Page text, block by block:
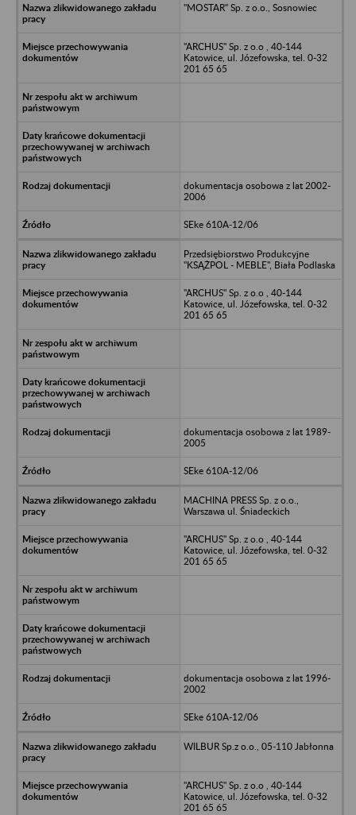
"MOSTAR" Sp. z o.o., Sosnowiec
"ARCHUS" Sp. z o.o , 40-144
Katowice, ul. Józefowska, tel. 0-32
201 65 65
dokumentacja osobowa z lat 2002-
2006
SEke 610A-12/06
Przedsiębiorstwo Produkcyjne
"KSĄŻPOL - MEBLE", Biała Podlaska
"ARCHUS" Sp. z o.o , 40-144
Katowice, ul. Józefowska, tel. 0-32
201 65 65
dokumentacja osobowa z lat 1989-
2005
SEke 610A-12/06
MACHINA PRESS Sp. z o.o.,
Warszawa ul. Śniadeckich
"ARCHUS" Sp. z o.o , 40-144
Katowice, ul. Józefowska, tel. 0-32
201 65 65
dokumentacja osobowa z lat 1996-
2002
SEke 610A-12/06
WILBUR Sp.z o.o., 05-110 Jabłonna
"ARCHUS" Sp. z o.o , 40-144
Katowice, ul. Józefowska, tel. 0-32
201 65 65